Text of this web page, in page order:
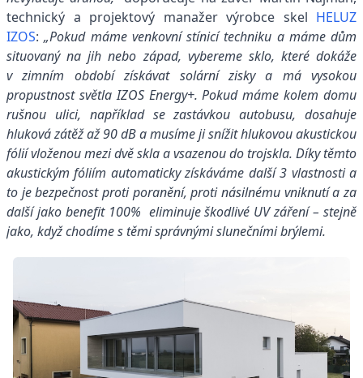
technický a projektový manažer výrobce skel HELUZ
IZOS:„Pokud máme venkovní stínicí techniku a máme dům
situovaný na jih nebo západ, vybereme sklo, které dokáže
v zimním období získávat solární zisky a má vysokou
propustnost světlaIZOS Energy+. Pokud máme kolem domu
rušnou ulici, například se zastávkou autobusu, dosahuje
hluková zátěž až 90 dB a musíme ji snížit hlukovou akustickou
fólií vloženou mezi dvě skla a vsazenou do trojskla. Díky těmto
akustickým fóliím automaticky získáváme další 3 vlastnosti a
to je bezpečnost proti poranění, proti násilnému vniknutí a za
další jako benefit 100% eliminuje škodlivé UV záření – stejně
jako, když chodíme s těmi správnými slunečními brýlemi.